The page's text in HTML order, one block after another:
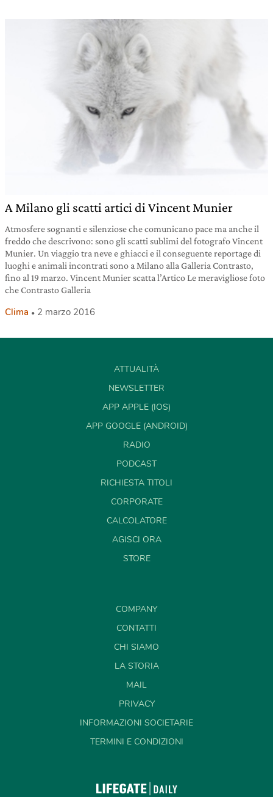
A Milano gli scatti artici di Vincent Munier
Atmosfere sognanti e silenziose che comunicano pace ma anche il
freddo che descrivono: sono gli scatti sublimi del fotografo Vincent
Munier. Un viaggio tra neve e ghiacci e il conseguente reportage di
luoghi e animali incontrati sono a Milano alla Galleria Contrasto,
fino al 19 marzo. Vincent Munier scatta l’Artico Le meravigliose foto
che Contrasto Galleria
Clima 2 marzo 2016
ATTUALITÀ
NEWSLETTER
APP APPLE (IOS)
APP GOOGLE (ANDROID)
RADIO
PODCAST
RICHIESTA TITOLI
CORPORATE
CALCOLATORE
AGISCI ORA
STORE
COMPANY
CONTATTI
CHI SIAMO
LA STORIA
MAIL
PRIVACY
INFORMAZIONI SOCIETARIE
TERMINI E CONDIZIONI